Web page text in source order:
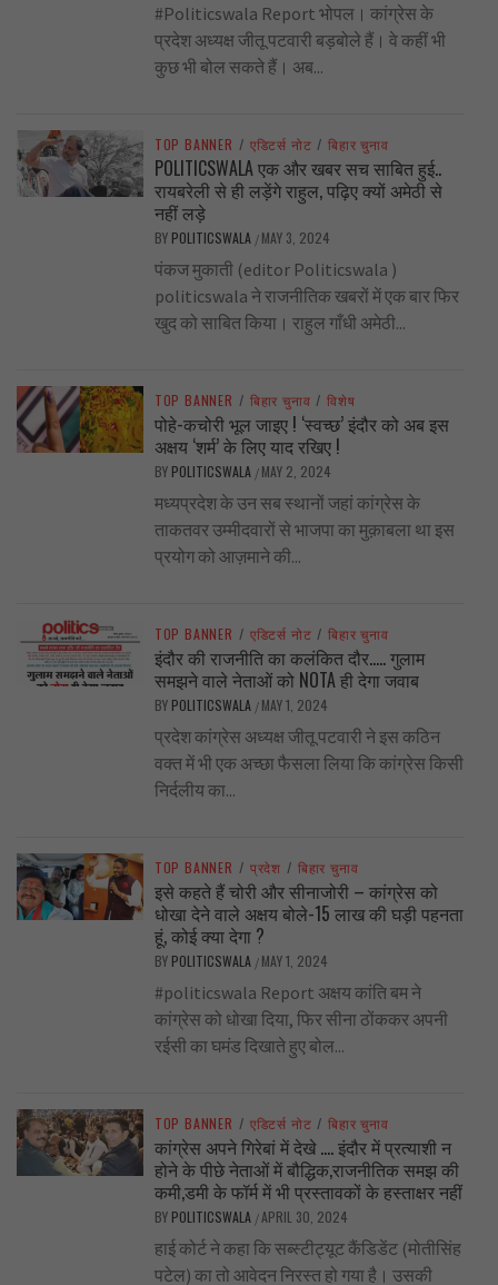
#Politicswala Report भोपल। कांग्रेस के
प्रदेश अध्यक्ष जीतू पटवारी बड़बोले हैं। वे कहीं भी
कुछ भी बोल सकते हैं। अब...
TOP BANNER / एडिटर्स नोट / बिहार चुनाव
POLITICSWALA एक और खबर सच साबित हुई..
रायबरेली से ही लड़ेंगे राहुल, पढ़िए क्यों अमेठी से
नहीं लड़े
BY POLITICSWALA / MAY 3, 2024
पंकज मुकाती (editor Politicswala )
politicswala ने राजनीतिक खबरों में एक बार फिर
खुद को साबित किया। राहुल गाँधी अमेठी...
TOP BANNER / बिहार चुनाव / विशेष
पोहे-कचोरी भूल जाइए ! ‘स्वच्छ’ इंदौर को अब इस
अक्षय ‘शर्म’ के लिए याद रखिए !
BY POLITICSWALA / MAY 2, 2024
मध्यप्रदेश के उन सब स्थानों जहां कांग्रेस के
ताकतवर उम्मीदवारों से भाजपा का मुक़ाबला था इस
प्रयोग को आज़माने की...
TOP BANNER / एडिटर्स नोट / बिहार चुनाव
इंदौर की राजनीति का कलंकित दौर….. गुलाम
समझने वाले नेताओं को NOTA ही देगा जवाब
BY POLITICSWALA / MAY 1, 2024
प्रदेश कांग्रेस अध्यक्ष जीतू पटवारी ने इस कठिन
वक्त में भी एक अच्छा फैसला लिया कि कांग्रेस किसी
निर्दलीय का...
TOP BANNER / प्रदेश / बिहार चुनाव
इसे कहते हैं चोरी और सीनाजोरी – कांग्रेस को
धोखा देने वाले अक्षय बोले-15 लाख की घड़ी पहनता
हूं, कोई क्या देगा ?
BY POLITICSWALA / MAY 1, 2024
#politicswala Report अक्षय कांति बम ने
कांग्रेस को धोखा दिया, फिर सीना ठोंककर अपनी
रईसी का घमंड दिखाते हुए बोल...
TOP BANNER / एडिटर्स नोट / बिहार चुनाव
कांग्रेस अपने गिरेबां में देखे …. इंदौर में प्रत्याशी न
होने के पीछे नेताओं में बौद्धिक,राजनीतिक समझ की
कमी,डमी के फॉर्म में भी प्रस्तावकों के हस्ताक्षर नहीं
BY POLITICSWALA /APRIL 30, 2024
हाई कोर्ट ने कहा कि सब्स्टीट्यूट कैंडिडेंट (मोतीसिंह
पटेल) का तो आवेदन निरस्त हो गया है। उसकी